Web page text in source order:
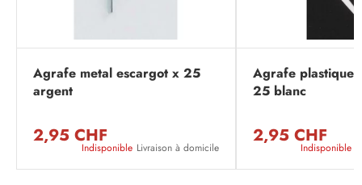
Agrafe metal escargot x 25
argent
2,95 CHF
Indisponible Livraison à domicile
Agrafe plastique
25 blanc
2,95 CHF
Indisponible